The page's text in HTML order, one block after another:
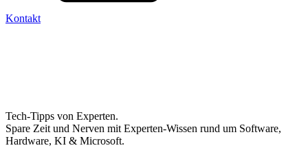
Kontakt
Tech-Tipps von Experten.
Spare Zeit und Nerven mit Experten-Wissen rund um Software,
Hardware, KI & Microsoft.